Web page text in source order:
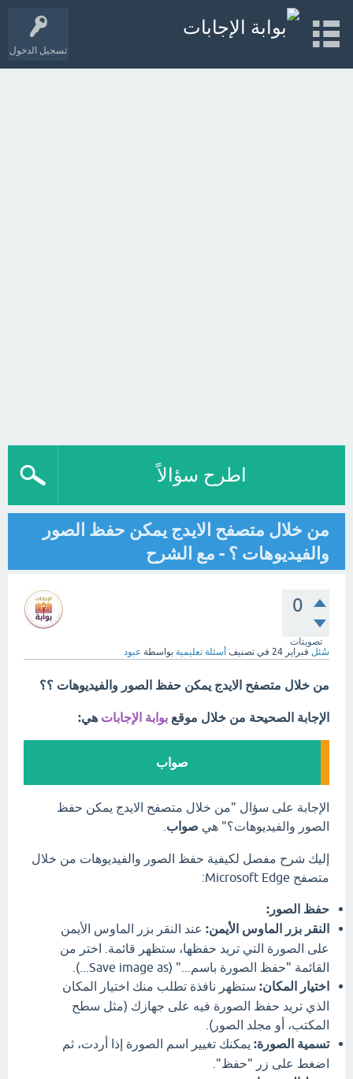
تسجيل الدخول
اطرح سؤالاً
من خلال متصفح الايدج يمكن حفظ الصور
والفيديوهات ؟ - مع الشرح
0
تصويتات
سُئل فبراير 24 في تصنيف أسئلة تعليمية بواسطة عبود
من خلال متصفح الايدج يمكن حفظ الصور والفيديوهات ؟؟
الإجابة الصحيحة من خلال موقع بوابة الإجابات هي:
صواب
الإجابة على سؤال "من خلال متصفح الايدج يمكن حفظ
الصور والفيديوهات؟" هي صواب
إليك شرح مفصل لكيفية حفظ الصور والفيديوهات من خلال
متصفح Microsoft Edge:
حفظ الصور:
النقر بزر الماوس الأيمن: عند النقر بزر الماوس الأيمن
على الصورة التي تريد حفظها، ستظهر قائمة. اختر من
القائمة "حفظ الصورة باسم..." (Save image as...).
اختيار المكان: ستظهر نافذة تطلب منك اختيار المكان
الذي تريد حفظ الصورة فيه على جهازك (مثل سطح
المكتب، أو مجلد الصور).
تسمية الصورة: يمكنك تغيير اسم الصورة إذا أردت، ثم
اضغط على زر "حفظ".